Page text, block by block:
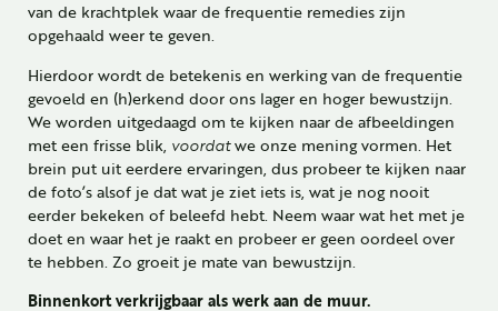
van de krachtplek waar de frequentie remedies zijn
opgehaald weer te geven.
Hierdoor wordt de betekenis en werking van de frequentie
gevoeld en (h)erkend door ons lager en hoger bewustzijn.
We worden uitgedaagd om te kijken naar de afbeeldingen
met een frisse blik, voordatwe onze mening vormen. Het
brein put uit eerdere ervaringen, dus probeer te kijken naar
de foto’s alsof je dat wat je ziet iets is, wat je nog nooit
eerder bekeken of beleefd hebt. Neem waar wat het met je
doet en waar het je raakt en probeer er geen oordeel over
te hebben. Zo groeit je mate van bewustzijn.
Binnenkort verkrijgbaar als werk aan de muur.